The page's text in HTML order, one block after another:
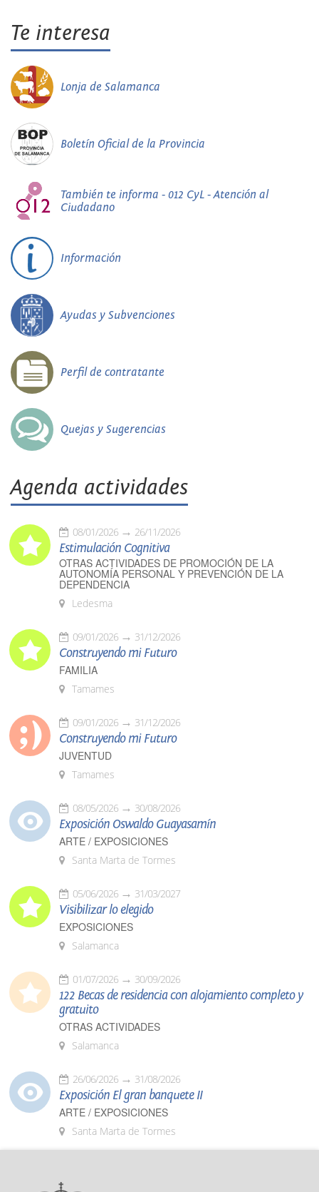
Te interesa
Lonja de Salamanca
Boletín Oficial de la Provincia
También te informa - 012 CyL - Atención al
Ciudadano
Información
Ayudas y Subvenciones
Perfil de contratante
Quejas y Sugerencias
Agenda actividades
08/01/2026 26/11/2026
Estimulación Cognitiva
OTRAS ACTIVIDADES DE PROMOCIÓN DE LA
AUTONOMÍA PERSONAL Y PREVENCIÓN DE LA
DEPENDENCIA
Ledesma
09/01/2026 31/12/2026
Construyendo mi Futuro
FAMILIA
Tamames
09/01/2026 31/12/2026
Construyendo mi Futuro
JUVENTUD
Tamames
08/05/2026 30/08/2026
Exposición Oswaldo Guayasamín
ARTE / EXPOSICIONES
Santa Marta de Tormes
05/06/2026 31/03/2027
Visibilizar lo elegido
EXPOSICIONES
Salamanca
01/07/2026 30/09/2026
122 Becas de residencia con alojamiento completo y
gratuito
OTRAS ACTIVIDADES
Salamanca
26/06/2026 31/08/2026
Exposición El gran banquete II
ARTE / EXPOSICIONES
Santa Marta de Tormes